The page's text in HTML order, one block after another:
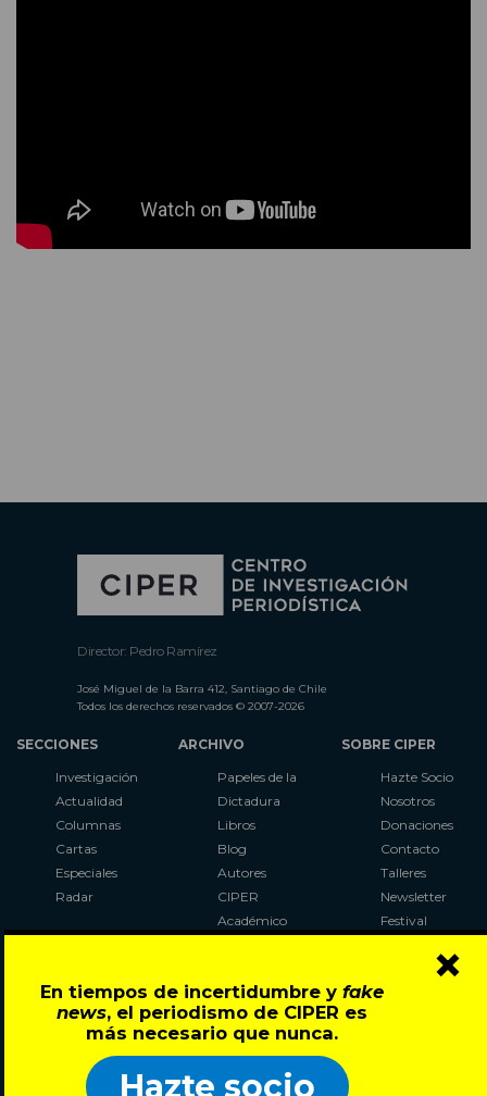
En tiempos de incertidumbre y fake
news, el periodismo de CIPER es
más necesario que nunca.
Hazte socio
×
Director: Pedro Ramírez
José Miguel de la Barra 412, Santiago de Chile
Todos los derechos reservados © 2007-2026
SECCIONES
Investigación
Actualidad
Columnas
Cartas
Especiales
Radar
ARCHIVO
Papeles de la
Dictadura
Libros
Blog
Autores
CIPER
Académico
Al Plebiscito
con CIPER
SOBRE CIPER
Hazte Socio
Nosotros
Donaciones
Contacto
Talleres
Newsletter
Festival